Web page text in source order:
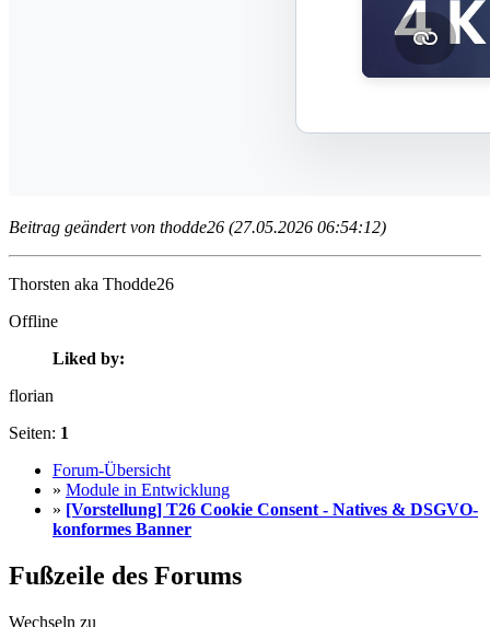
Beitrag geändert von thodde26 (27.05.2026 06:54:12)
Thorsten aka Thodde26
Offline
Liked by:
florian
Seiten: 1
Forum-Übersicht
» Module in Entwicklung
» [Vorstellung] T26 Cookie Consent - Natives & DSGVO-
konformes Banner
Fußzeile des Forums
Wechseln zu